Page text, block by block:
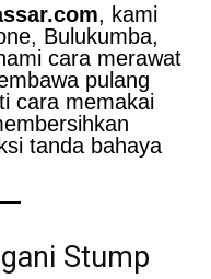
, kami
Bulukumba,
cara merawat
pulang
cara memakai
tanda bahaya
Stump